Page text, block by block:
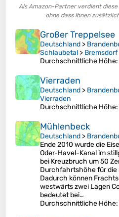
Als Amazon-Partner verdient
ohne dass Ihnen
Großer Treppelsee
Deutschland >
Schlaubetal > Bremsdorf
Durchschnittliche Höhe
Vierraden
Deutschland >
Vierraden
Durchschnittliche Höhe
Mühlenbeck
Deutschland >
Ende 2010 wurde die
Oder-Havel-Kanal im
bei Kreuzbruch um 50
Durchfahrtshöhe für
Dadurch können
westwärts zwei Lagen
bedeutet bei…
Durchschnittliche Höhe